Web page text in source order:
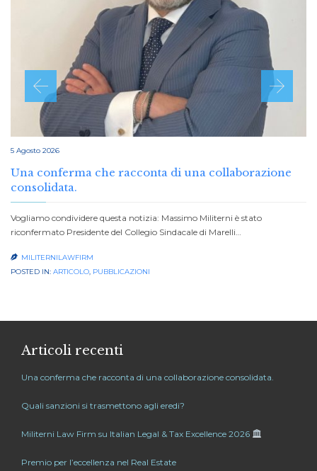
5 Agosto 2026
Una conferma che racconta di una collaborazione
consolidata.
Vogliamo condividere questa notizia: Massimo Militerni è stato
riconfermato Presidente del Collegio Sindacale di Marelli…
 MILITERNILAWFIRM
POSTED IN: ARTICOLO, PUBBLICAZIONI
Articoli recenti
Una conferma che racconta di una collaborazione consolidata.
Quali sanzioni si trasmettono agli eredi?
Militerni Law Firm su Italian Legal & Tax Excellence 2026
Premio per l’eccellenza nel Real Estate